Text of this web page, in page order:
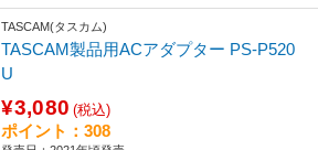
TASCAM(タスカム)
TASCAM製品用ACアダプター PS-P520
U
¥3,080 (税込)
ポイント：308